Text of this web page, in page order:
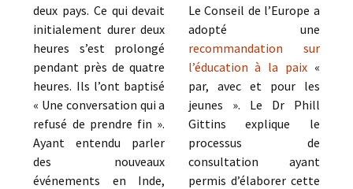
deux pays. Ce qui devait
initialement durer deux
heures s’est prolongé
pendant près de quatre
heures. Ils l’ont baptisé
« Une conversation qui a
refusé de prendre fin ».
Ayant entendu parler
des nouveaux
événements en Inde,
Le Conseil de l’Europe a
adopté une
recommandation sur
l’éducation à la paix «
par, avec et pour les
jeunes ». Le Dr Phill
Gittins explique le
processus de
consultation ayant
permis d’élaborer cette